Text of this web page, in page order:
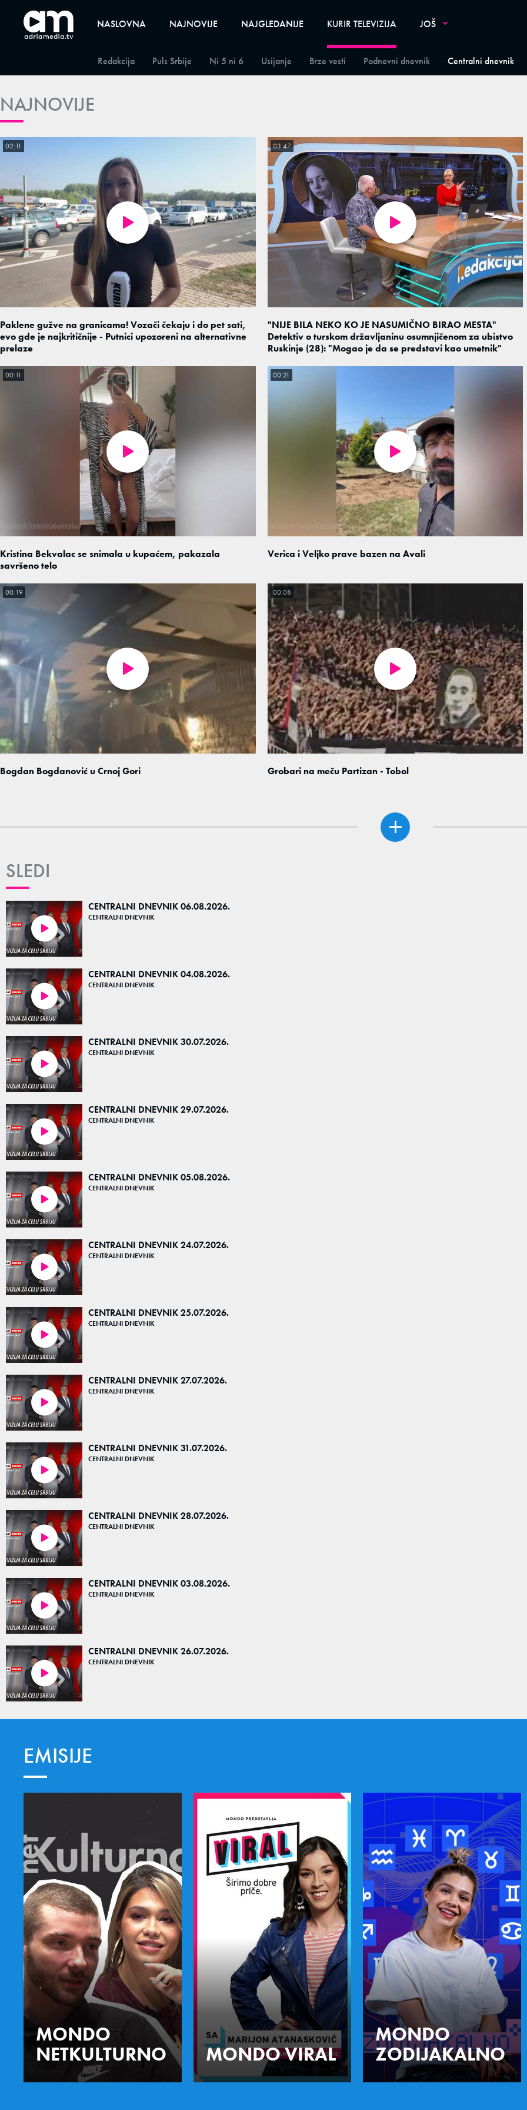
NASLOVNA NAJNOVIJE NAJGLEDANIJE KURIR TELEVIZIJA
Redakcija Puls Srbije Ni 5 ni 6 Usijanje Brze vesti Podnevni dnevnik Centralni dnevnik
JOŠ
NAJNOVIJE
Paklene gužve na granicama! Vozači čekaju i do pet sati,
evo gde je najkritičnije - Putnici upozoreni na alternativne
prelaze
02:11
"NIJE BILA NEKO KO JE NASUMIČNO BIRAO MESTA"
Detektiv o turskom državljaninu osumnjičenom za ubistvo
Ruskinje (28): "Mogao je da se predstavi kao umetnik"
03:47
Kristina Bekvalac se snimala u kupaćem, pakazala
savršeno telo
00:11
Verica i Veljko prave bazen na Avali
00:21
Bogdan Bogdanović u Crnoj Gori
00:19
Grobari na meču Partizan - Tobol
00:08
SLEDI
CENTRALNI DNEVNIK 06.08.2026.
CENTRALNI DNEVNIK
CENTRALNI DNEVNIK 04.08.2026.
CENTRALNI DNEVNIK
CENTRALNI DNEVNIK 30.07.2026.
CENTRALNI DNEVNIK
CENTRALNI DNEVNIK 29.07.2026.
CENTRALNI DNEVNIK
CENTRALNI DNEVNIK 05.08.2026.
CENTRALNI DNEVNIK
CENTRALNI DNEVNIK 24.07.2026.
CENTRALNI DNEVNIK
CENTRALNI DNEVNIK 25.07.2026.
CENTRALNI DNEVNIK
CENTRALNI DNEVNIK 27.07.2026.
CENTRALNI DNEVNIK
CENTRALNI DNEVNIK 31.07.2026.
CENTRALNI DNEVNIK
CENTRALNI DNEVNIK 28.07.2026.
CENTRALNI DNEVNIK
CENTRALNI DNEVNIK 03.08.2026.
CENTRALNI DNEVNIK
CENTRALNI DNEVNIK 26.07.2026.
CENTRALNI DNEVNIK
EMISIJE
MONDO
NETKULTURNO
MONDO VIRAL
MONDO
ZODIJAKALNO